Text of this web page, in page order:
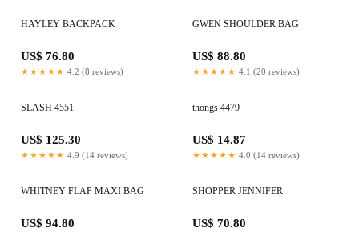
HAYLEY BACKPACK
US$ 76.80
★★★★★ 4.2 (8 reviews)
GWEN SHOULDER BAG
US$ 88.80
★★★★★ 4.1 (20 reviews)
SLASH 4551
US$ 125.30
★★★★★ 4.9 (14 reviews)
thongs 4479
US$ 14.87
★★★★★ 4.0 (14 reviews)
WHITNEY FLAP MAXI BAG
US$ 94.80
SHOPPER JENNIFER
US$ 70.80